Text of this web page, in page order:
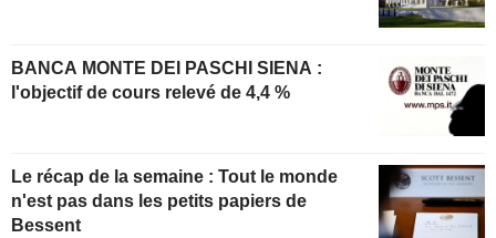
BANCA MONTE DEI PASCHI SIENA :
l'objectif de cours relevé de 4,4 %
Le récap de la semaine : Tout le monde
n'est pas dans les petits papiers de
Bessent